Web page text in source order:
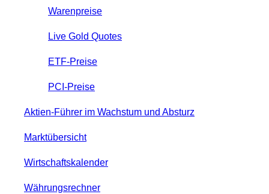
Warenpreise
Live Gold Quotes
ETF-Preise
PCI-Preise
Aktien-Führer im Wachstum und Absturz
Marktübersicht
Wirtschaftskalender
Währungsrechner